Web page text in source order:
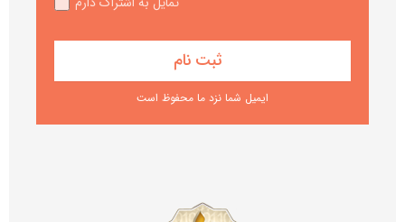
ایمیل شما نزد ما محفوظ است